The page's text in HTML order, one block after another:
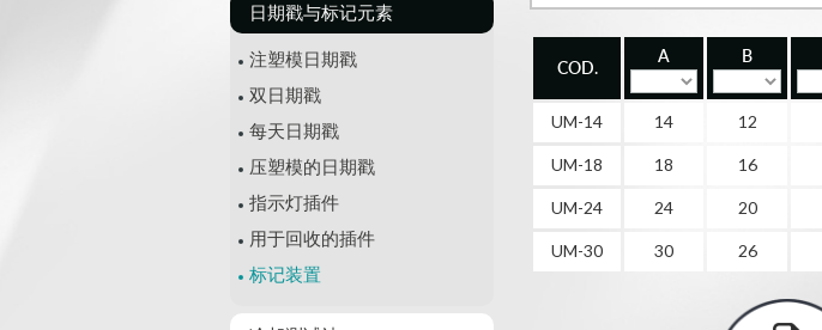
日期戳与标记元素
注塑模日期戳
双日期戳
每天日期戳
压塑模的日期戳
指示灯插件
用于回收的插件
标记装置
COD.
A B
UM-14 14 12
UM-18 18 16
UM-24 24 20
UM-30 30 26